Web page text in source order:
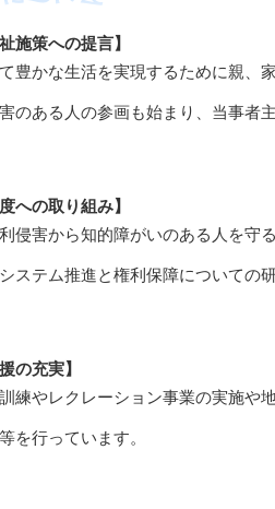
施策への提言】
豊かな生活を実現するために親、
のある人の参画も始まり、当事者
への取り組み】
侵害から知的障がいのある人を守
ステム推進と権利保障についての
の充実】
練やレクレーション事業の実施や
を行っています。